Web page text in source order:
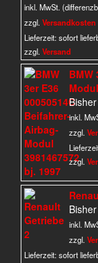
inkl. MwSt.
zzgl. Versandkosten
Lieferzeit:sofort
zzgl. Versand
BMW
inkl.
zzgl.
zzgl.
inkl.
zzgl.
Lieferzeit:sofort